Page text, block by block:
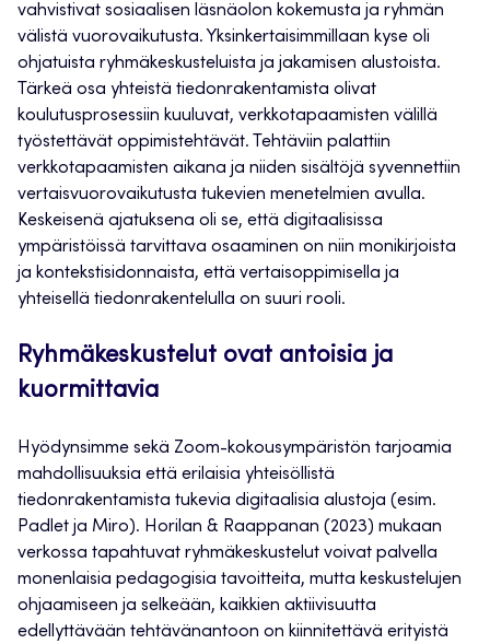
vahvistivat sosiaalisen läsnäolon kokemusta ja ryhmän
välistä vuorovaikutusta. Yksinkertaisimmillaan kyse oli
ohjatuista ryhmäkeskusteluista ja jakamisen alustoista.
Tärkeä osa yhteistä tiedonrakentamista olivat
koulutusprosessiin kuuluvat, verkkotapaamisten välillä
työstettävät oppimistehtävät. Tehtäviin palattiin
verkkotapaamisten aikana ja niiden sisältöjä syvennettiin
vertaisvuorovaikutusta tukevien menetelmien avulla.
Keskeisenä ajatuksena oli se, että digitaalisissa
ympäristöissä tarvittava osaaminen on niin monikirjoista
ja kontekstisidonnaista, että vertaisoppimisella ja
yhteisellä tiedonrakentelulla on suuri rooli.
Ryhmäkeskustelut ovat antoisia ja
kuormittavia
Hyödynsimme sekä Zoom-kokousympäristön tarjoamia
mahdollisuuksia että erilaisia yhteisöllistä
tiedonrakentamista tukevia digitaalisia alustoja (esim.
Padlet ja Miro). Horilan & Raappanan (2023) mukaan
verkossa tapahtuvat ryhmäkeskustelut voivat palvella
monenlaisia pedagogisia tavoitteita, mutta keskustelujen
ohjaamiseen ja selkeään, kaikkien aktiivisuutta
edellyttävään tehtävänantoon on kiinnitettävä erityistä